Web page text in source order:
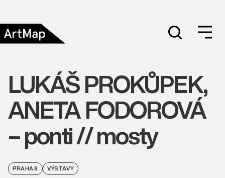
LUKÁŠ PROKŮPEK,
ANETA FODOROVÁ
– ponti // mosty
PRAHA 8 VÝSTAVY